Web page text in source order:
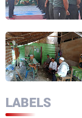
LABELS